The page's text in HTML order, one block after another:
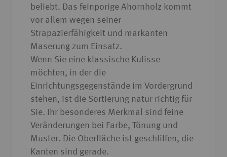
beliebt. Das feinporige Ahornholz kommt
vor allem wegen seiner
Strapazierfähigkeit und markanten
Maserung zum Einsatz.
Wenn Sie eine klassische Kulisse
möchten, in der die
Einrichtungsgegenstände im Vordergrund
stehen, ist die Sortierung natur richtig für
Sie. Ihr besonderes Merkmal sind feine
Veränderungen bei Farbe, Tönung und
Muster. Die Oberfläche ist geschliffen, die
Kanten sind gerade.